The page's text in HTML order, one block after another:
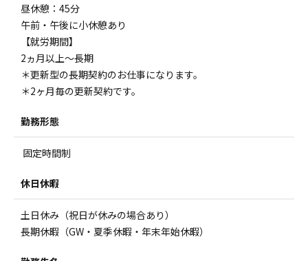
昼休憩：45分
午前・午後に小休憩あり
【就労期間】
2ヵ月以上～長期
＊更新型の長期契約のお仕事になります。
＊2ヶ月毎の更新契約です。
勤務形態
固定時間制
休日休暇
土日休み（祝日が休みの場合あり）
長期休暇（GW・夏季休暇・年末年始休暇）